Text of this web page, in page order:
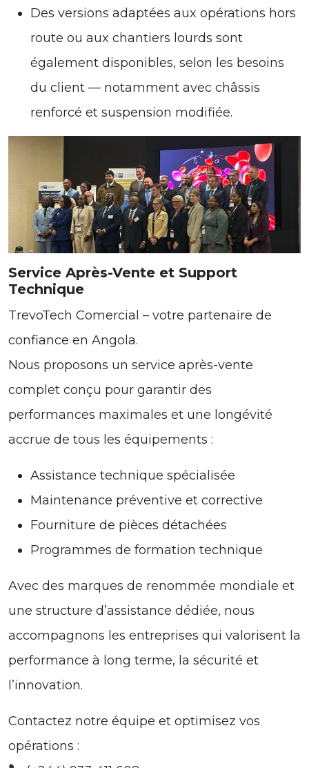
Des versions adaptées aux opérations hors
route ou aux chantiers lourds sont
également disponibles, selon les besoins
du client — notamment avec châssis
renforcé et suspension modifiée.
Service Après-Vente et Support
Technique
TrevoTech Comercial – votre partenaire de
confiance en Angola.
Nous proposons un service après-vente
complet conçu pour garantir des
performances maximales et une longévité
accrue de tous les équipements :
Assistance technique spécialisée
Maintenance préventive et corrective
Fourniture de pièces détachées
Programmes de formation technique
Avec des marques de renommée mondiale et
une structure d’assistance dédiée, nous
accompagnons les entreprises qui valorisent la
performance à long terme, la sécurité et
l’innovation.
Contactez notre équipe et optimisez vos
opérations :